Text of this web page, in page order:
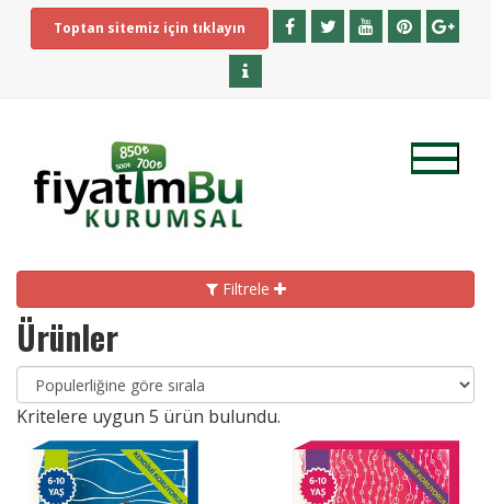
Toptan sitemiz için tıklayın
Filtrele
Ürünler
Kritelere uygun 5 ürün bulundu.